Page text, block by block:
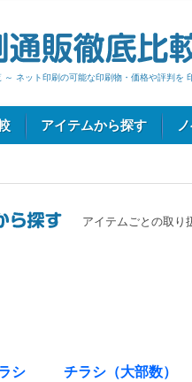
～ ネット印刷の可能な印刷物・価格や評判を
アイテムから探す
アイテムごとの取り
シ チラシ（大部数）